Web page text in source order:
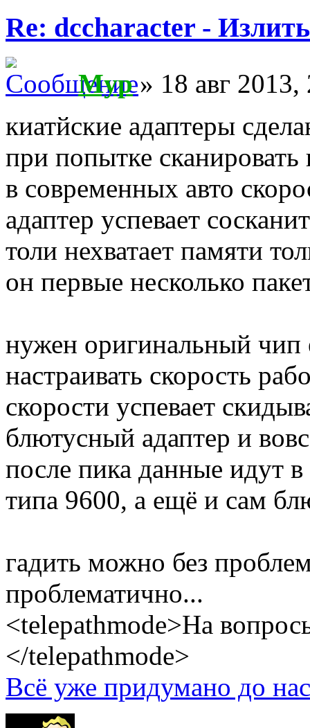
Re: dccharacter -
Myp» 18 авг 2013,
киатйские адаптеры
при попытке
в современных авто
адаптер успевает
толи нехватает памяти
он первые несколько
нужен оригинальный чип
настраивать скорость
скорости успевает
блютусный адаптер и
после пика данные идут
типа 9600, а ещё и сам
гадить можно без
проблематично...
<telepathmode>На
</telepathmode>
Всё уже придумано до